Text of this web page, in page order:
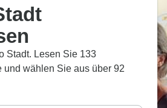
Stadt. Lesen Sie 133
und wählen Sie aus über 92